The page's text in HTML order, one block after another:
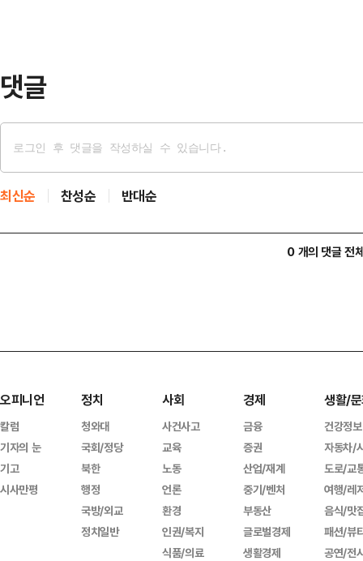
댓글
최신순 찬성순 반대순
0 개의 댓글 전
오피니언
칼럼
기자의 눈
기고
시사만평
정치
청와대
국회/정당
북한
행정
국방/외교
정치일반
사회
사건사고
교육
노동
언론
환경
인권/복지
식품/의료
경제
금융
증권
산업/재계
중기/벤처
부동산
글로벌경제
생활경제
생활/
건강정보
자동차/
도로/교
여행/레
음식/맛
패션/뷰
공연/전